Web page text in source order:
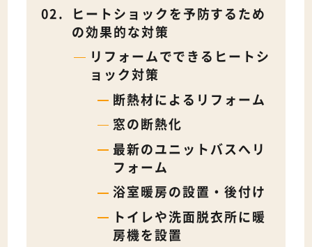
ヒートショックを予防するため
の効果的な対策
リフォームでできるヒートシ
ョック対策
断熱材によるリフォーム
窓の断熱化
最新のユニットバスへリ
フォーム
浴室暖房の設置・後付け
トイレや洗面脱衣所に暖
房機を設置